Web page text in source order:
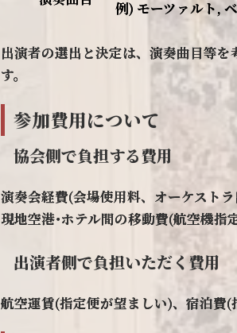
例) モーツァルト,
出演者の選出と決定は、演奏曲目等
す。
参加費用について
協会側で負担する費用
演奏会経費(会場使用料、オーケスト
現地空港･ホテル間の移動費(航空機指
出演者側で負担いただく費用
航空運賃(指定便が望ましい)、宿泊費